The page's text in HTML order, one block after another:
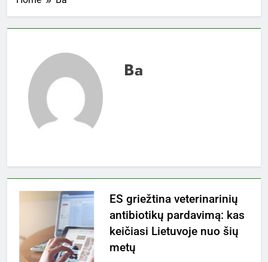
Ba
ES griežtina veterinarinių
antibiotikų pardavimą: kas
keičiasi Lietuvoje nuo šių
metų